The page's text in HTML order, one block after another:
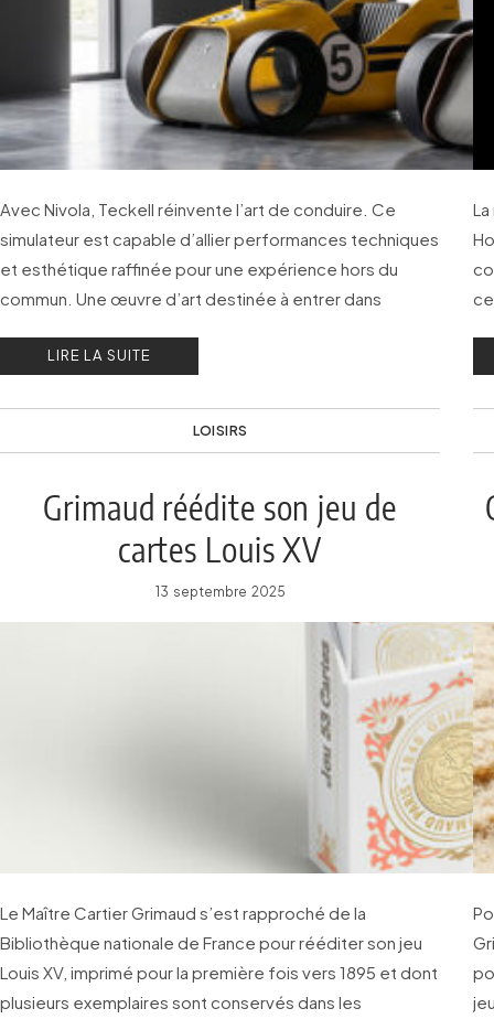
Avec Nivola, Teckell réinvente l’art de conduire. Ce
simulateur est capable d’allier performances techniques
et esthétique raffinée pour une expérience hors du
commun. Une œuvre d’art destinée à entrer dans
LIRE LA SUITE
LOISIRS
Grimaud réédite son jeu de
cartes Louis XV
13 septembre 2025
Le Maître Cartier Grimaud s’est rapproché de la
Bibliothèque nationale de France pour rééditer son jeu
Louis XV, imprimé pour la première fois vers 1895 et dont
plusieurs exemplaires sont conservés dans les